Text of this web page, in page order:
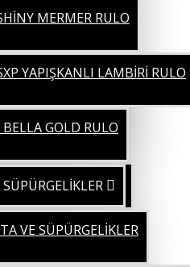
MERMER RULO
YAPIŞKANLI LAMBİRİ RULO
GOLD RULO
VE SÜPÜRGELİKLER